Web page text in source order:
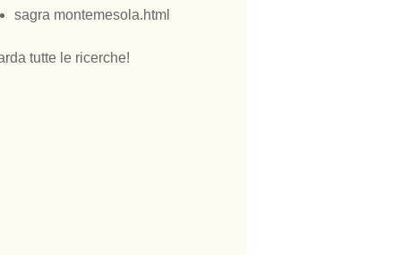
sagra montemesola.html
tutte le ricerche!